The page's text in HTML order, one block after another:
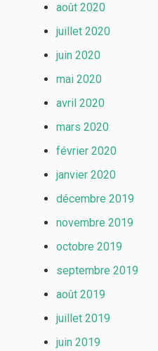
août 2020
juillet 2020
juin 2020
mai 2020
avril 2020
mars 2020
février 2020
janvier 2020
décembre 2019
novembre 2019
octobre 2019
septembre 2019
août 2019
juillet 2019
juin 2019